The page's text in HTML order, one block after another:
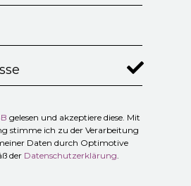
gelesen und akzeptiere diese. Mit
stimme ich zu der Verarbeitung
Daten durch Optimotive
der Datenschutzerklärung.